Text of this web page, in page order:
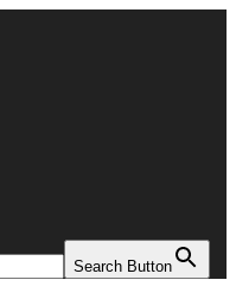
Search Button